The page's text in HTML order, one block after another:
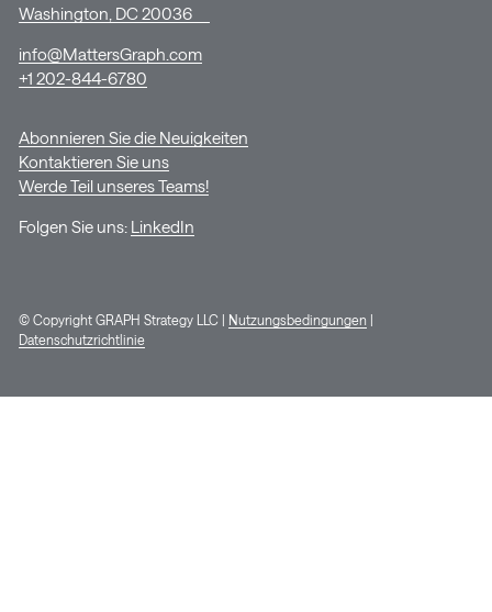
Washington, DC 20036
info@MattersGraph.com
+1 202-844-6780
Abonnieren Sie die Neuigkeiten
Kontaktieren Sie uns
Werde Teil unseres Teams!
Folgen Sie uns: LinkedIn
© Copyright GRAPH Strategy LLC | Nutzungsbedingungen |
Datenschutzrichtlinie